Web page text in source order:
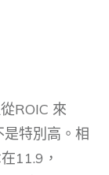
ROIC 來
特別高。相
11.9，